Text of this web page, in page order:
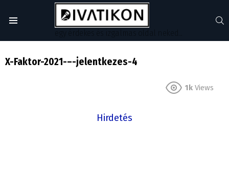
X-Faktor-2021-–-jelentkezes-4
1k Views
Hirdetés